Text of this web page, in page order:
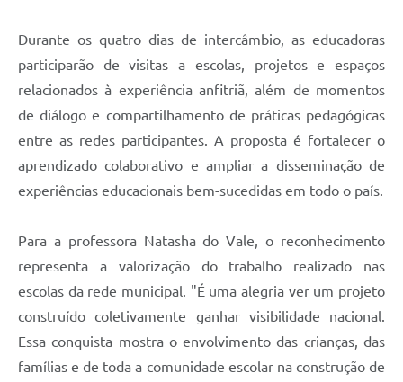
Durante os quatro dias de intercâmbio, as educadoras
participarão de visitas a escolas, projetos e espaços
relacionados à experiência anfitriã, além de momentos
de diálogo e compartilhamento de práticas pedagógicas
entre as redes participantes. A proposta é fortalecer o
aprendizado colaborativo e ampliar a disseminação de
experiências educacionais bem-sucedidas em todo o país.
Para a professora Natasha do Vale, o reconhecimento
representa a valorização do trabalho realizado nas
escolas da rede municipal. "É uma alegria ver um projeto
construído coletivamente ganhar visibilidade nacional.
Essa conquista mostra o envolvimento das crianças, das
famílias e de toda a comunidade escolar na construção de